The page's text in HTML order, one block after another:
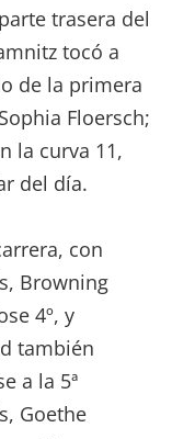
trasera del
tocó a
de la primera
Floersch;
la curva 11,
del día.
con
Browning
4º, y
también
a la 5ª
Goethe